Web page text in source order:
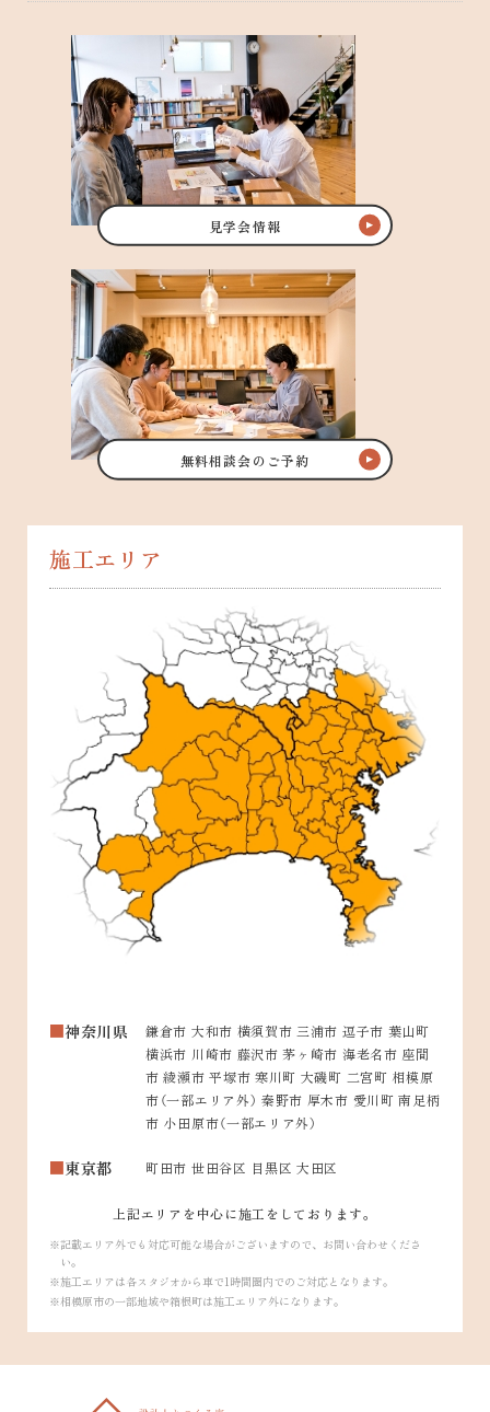
見学会情報
無料相談会のご予約
施工エリア
神奈川県
鎌倉市 大和市 横須賀市 三浦市 逗子市 葉山町
横浜市 川崎市 藤沢市 茅ヶ崎市 海老名市 座間
市 綾瀬市 平塚市 寒川町 大磯町 二宮町 相模原
市（一部エリア外） 秦野市 厚木市 愛川町 南足柄
市 小田原市（一部エリア外）
東京都 町田市 世田谷区 目黒区 大田区
上記エリアを中心に施工をしております。
記載エリア外でも対応可能な場合がございますので、お問い合わせくださ
い。
施工エリアは各スタジオから車で1時間圏内でのご対応となります。
相模原市の一部地域や箱根町は施工エリア外になります。